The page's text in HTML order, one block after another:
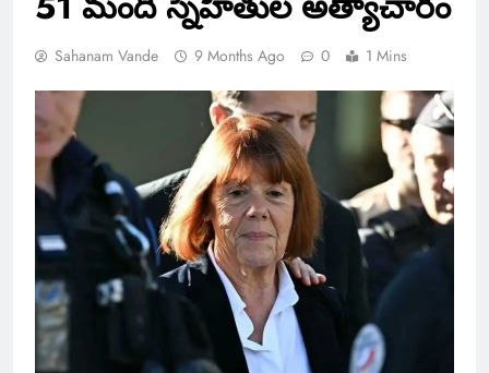
Sahanam Vande 9 Months Ago 0 1 Mins